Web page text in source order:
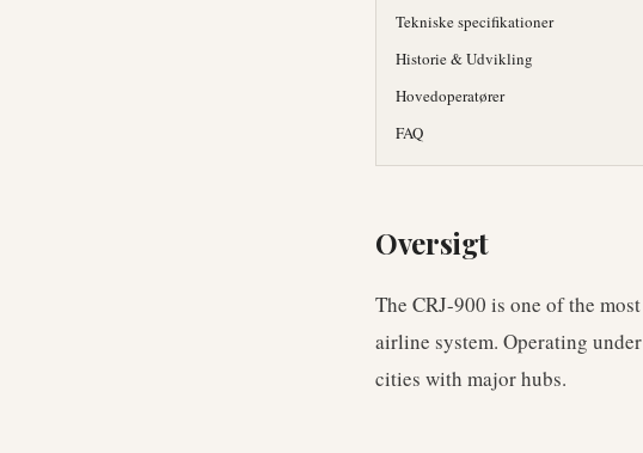
Tekniske specifikationer
Historie & Udvikling
Hovedoperatører
FAQ
Oversigt
The CRJ-900 is one of the
airline system. Operating
cities with major hubs.